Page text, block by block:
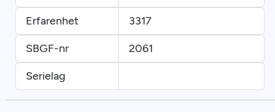
Erfarenhet 3317
SBGF-nr 2061
Serielag